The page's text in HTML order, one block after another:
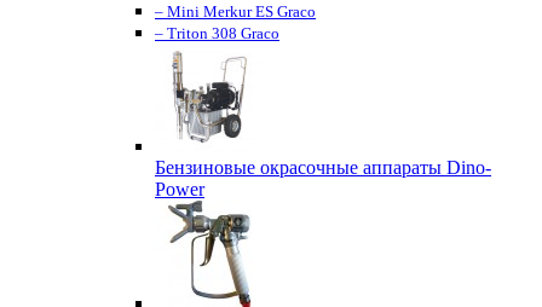
– Mini Merkur ES Graco
– Triton 308 Graco
Бензиновые окрасочные аппараты Dino-
Power